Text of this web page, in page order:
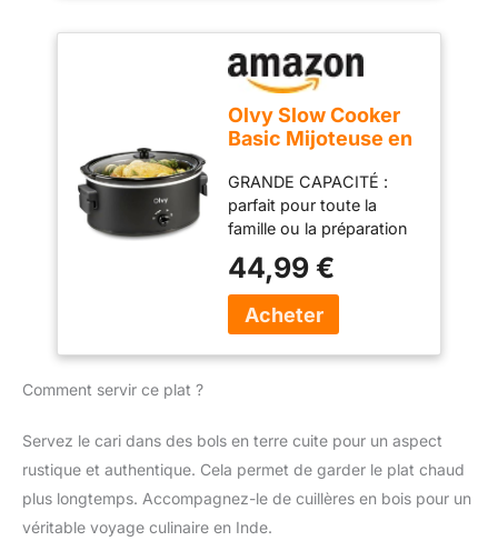
appareil ! ÉCONOMIE
D'ÉNERGIE : économisez
jusqu'à 80 % sur votre
facture d'énergie par
rapport aux fours
électriques traditionnels :
consacrer cet argent
supplémentaire aux
choses qui comptent
vraiment ! GAIN DE
TEMPS : réduisez le
temps de cuisson
jusqu'à 70 % par rapport
aux méthodes
choses que vous aimez
et moins de temps passé
dans la cuisine !
RÉGLEZ-LE ET OUBLIEZ-
Olvy Slow Cooker
Basic Mijoteuse en
niveaux - Poignées
pliables - 6 l
GRANDE CAPACITÉ :
parfait pour toute la
famille ou la préparation
en céramique de 6 litres
peut facilement contenir
plusieurs portions et
température : avec faible,
haute et chaude, vous
avez toujours le réglage
idéal pour chaque plat,
que ce soit pour un plat
44,99 €
Comment servir ce plat ?
Servez le cari dans des bols en terre cuite pour un aspect
rustique et authentique. Cela permet de garder le plat chaud
plus longtemps. Accompagnez-le de cuillères en bois pour un
véritable voyage culinaire en Inde.